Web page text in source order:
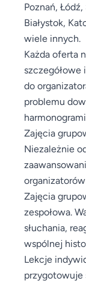
Poznań,
Białystok,
wiele innych.
Każda oferta
do
problemu
Zajęcia
Niezależnie
Zajęcia
zespołowa.
słuchania,
wspólnej
Lekcje
przygotowuje